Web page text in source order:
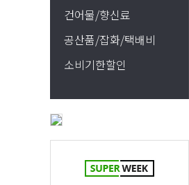
건어물/향신료
공산품/잡화/택배비
소비기한할인